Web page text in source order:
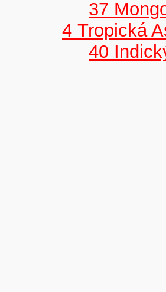
37
4 Tropická
40